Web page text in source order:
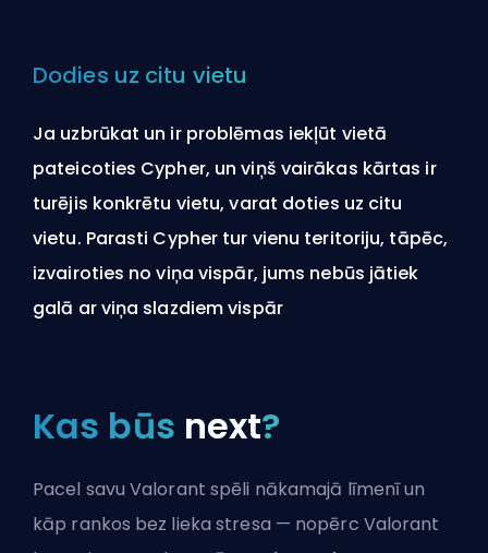
Dodies uz citu vietu
Ja uzbrūkat un ir problēmas iekļūt vietā
pateicoties Cypher, un viņš vairākas kārtas ir
turējis konkrētu vietu, varat doties uz citu
vietu. Parasti Cypher tur vienu teritoriju, tāpēc,
izvairoties no viņa vispār, jums nebūs jātiek
galā ar viņa slazdiem vispār
Kas būs next?
Pacel savu Valorant spēli nākamajā līmenī un
kāp rankos bez lieka stresa — nopērc Valorant